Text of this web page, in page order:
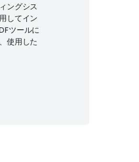
ングシス
してイン
ツールに
使用した